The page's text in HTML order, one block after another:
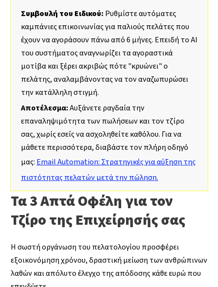
Συμβουλή του Ειδικού: Ρυθμίστε αυτόματες
καμπάνιες επικοινωνίας για παλιούς πελάτες που
έχουν να αγοράσουν πάνω από 6 μήνες. Επειδή το AI
του συστήματος αναγνωρίζει τα αγοραστικά
μοτίβα και ξέρει ακριβώς πότε "κρυώνει" ο
πελάτης, αναλαμβάνοντας να τον αναζωπυρώσει
την κατάλληλη στιγμή.
Αποτέλεσμα:Αυξάνετε ραγδαία την
επαναληψιμότητα των πωλήσεων και τον τζίρο
σας, χωρίς εσείς να ασχοληθείτε καθόλου. Για να
μάθετε περισσότερα, διαβάστε τον πλήρη οδηγό
μας: Email Automation: Στρατηγικές για αύξηση της
πιστότητας πελατών μετά την πώληση.
Τα 3 Απτά Οφέλη για τον
Τζίρο της Επιχείρησής σας
Η σωστή οργάνωση του πελατολογίου προσφέρει
εξοικονόμηση χρόνου, δραστική μείωση των ανθρώπινων
λαθών και απόλυτο έλεγχο της απόδοσης κάθε ευρώ που